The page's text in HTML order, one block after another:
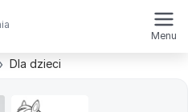
Menu
Dla dzieci